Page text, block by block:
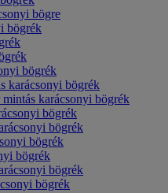
bögre
bögrék
bögrék
karácsonyi bögrék
karácsonyi bögrék
bögrék
bögrék
bögrék
bögrék
bögrék
bögrék